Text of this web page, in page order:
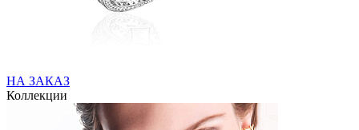
НА ЗАКАЗ
Коллекции